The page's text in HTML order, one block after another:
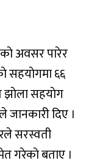
अवसर पारेर
सहयाेगमा ६६
झाेला सहयाेग
दिए ।
सरस्वती
गरेकाे बताए ।